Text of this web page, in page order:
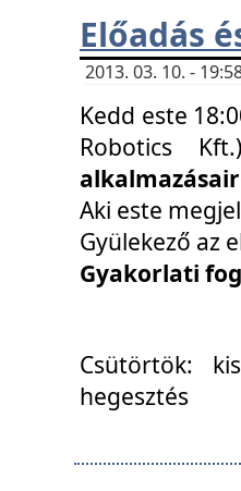
Előadás
2013. 03. 10. -
Kedd este
Robotics
Aki este
Gyülekező az
Gyakorlati
Csütörtök:
hegesztés